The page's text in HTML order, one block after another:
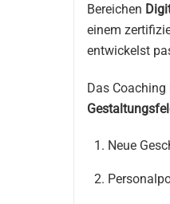
Bereichen
einem
entwickelst
Das
Neue